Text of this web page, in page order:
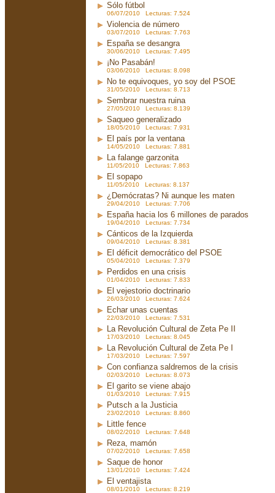
Sólo fútbol
06/07/2010 Lecturas: 7.524
Violencia de número
03/07/2010 Lecturas: 7.763
España se desangra
30/06/2010 Lecturas: 7.495
¡No Pasabán!
03/06/2010 Lecturas: 8.098
No te equivoques, yo soy del PSOE
31/05/2010 Lecturas: 8.713
Sembrar nuestra ruina
27/05/2010 Lecturas: 8.139
Saqueo generalizado
18/05/2010 Lecturas: 7.931
El país por la ventana
14/05/2010 Lecturas: 7.881
La falange garzonita
11/05/2010 Lecturas: 7.863
El sopapo
11/05/2010 Lecturas: 8.137
¿Demócratas? Ni aunque les maten
29/04/2010 Lecturas: 7.706
España hacia los 6 millones de parados
19/04/2010 Lecturas: 7.734
Cánticos de la Izquierda
09/04/2010 Lecturas: 8.381
El déficit democrático del PSOE
05/04/2010 Lecturas: 7.379
Perdidos en una crisis
01/04/2010 Lecturas: 7.833
El vejestorio doctrinario
26/03/2010 Lecturas: 7.624
Echar unas cuentas
22/03/2010 Lecturas: 7.531
La Revolución Cultural de Zeta Pe II
17/03/2010 Lecturas: 8.045
La Revolución Cultural de Zeta Pe I
17/03/2010 Lecturas: 7.597
Con confianza saldremos de la crisis
02/03/2010 Lecturas: 8.073
El garito se viene abajo
01/03/2010 Lecturas: 7.915
Putsch a la Justicia
23/02/2010 Lecturas: 8.860
Little fence
08/02/2010 Lecturas: 7.648
Reza, mamón
07/02/2010 Lecturas: 7.658
Saque de honor
13/01/2010 Lecturas: 7.424
El ventajista
08/01/2010 Lecturas: 8.219